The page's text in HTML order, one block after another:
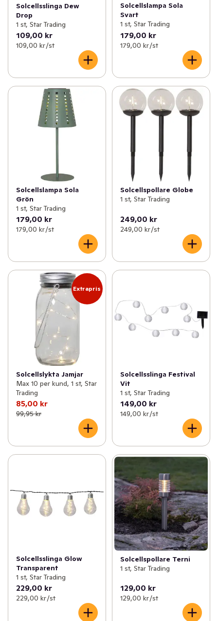
✓ Glutenfria nyheter
✓ Fikanyheter (7)
✓ EKO nyheter
Dags att fylla på solskydd (14)
Brödnyheter (10)
Glass- och dessertnyheter (44)
Nyheter till badrumsskåpet
✓ Nytt inom fisk- och skaldjur (41)
✓ Nytt till balkong och altan (15)
Nyheter inom kött & kyckling
✓ Nyheter till de minsta (20)
Solcellsslinga Dew
Drop
1 st, Star Trading
109,00 kr
109,00 kr /st
Solcellslampa Sola
Svart
1 st, Star Trading
179,00 kr
179,00 kr /st
Solcellslampa Sola
Grön
1 st, Star Trading
179,00 kr
179,00 kr /st
Solcellspollare Globe
1 st, Star Trading
249,00 kr
249,00 kr /st
Extrapris
Solcellslykta Jamjar
Max 10 per kund, 1 st, Star
Trading
85,00 kr
99,95 kr
Solcellsslinga Festival
Vit
1 st, Star Trading
149,00 kr
149,00 kr /st
Solcellsslinga Glow
Transparent
1 st, Star Trading
229,00 kr
229,00 kr /st
Solcellspollare Terni
1 st, Star Trading
129,00 kr
129,00 kr /st